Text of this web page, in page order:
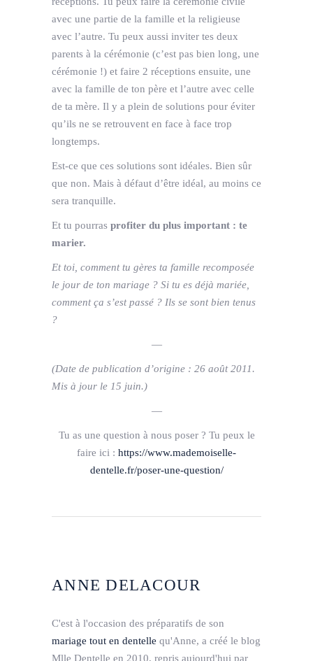
avec une partie de la famille et la religieuse
avec l’autre. Tu peux aussi inviter tes deux
parents à la cérémonie (c’est pas bien long, une
cérémonie !) et faire 2 réceptions ensuite, une
avec la famille de ton père et l’autre avec celle
de ta mère. Il y a plein de solutions pour éviter
qu’ils ne se retrouvent en face à face trop
longtemps.
Est-ce que ces solutions sont idéales. Bien sûr
que non. Mais à défaut d’être idéal, au moins ce
sera tranquille.
Et tu pourras profiter du plus important : te
marier.
Et toi, comment tu gères ta famille recomposée
le jour de ton mariage ? Si tu es déjà mariée,
comment ça s’est passé ? Ils se sont bien tenus
?
—
(Date de publication d’origine : 26 août 2011.
Mis à jour le 15 juin.)
—
Tu as une question à nous poser ? Tu peux le
faire ici : https://www.mademoiselle-
dentelle.fr/poser-une-question/
ANNE DELACOUR
C'est à l'occasion des préparatifs de son
mariage tout en dentelle qu'Anne, a créé le blog
Mlle Dentelle en 2010, repris aujourd'hui par